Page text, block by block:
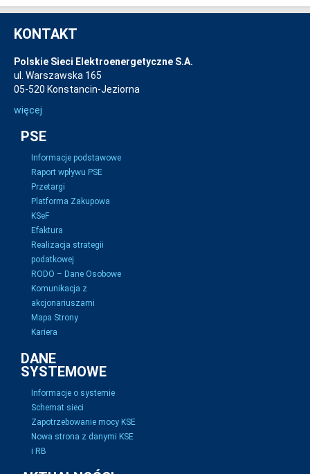
KONTAKT
Polskie Sieci Elektroenergetyczne S.A.
ul. Warszawska 165
05-520 Konstancin-Jeziorna
więcej
PSE
Informacje podstawowe
Raport wpływu PSE
Przetargi
Platforma Zakupowa
KSeF
Efaktura
Realizacja strategii
podatkowej
RODO – Dane Osobowe
Komunikacja z
akcjonariuszami
Mapa Strony
Kariera
DANE
SYSTEMOWE
Informacje o systemie
Schemat sieci
Zapotrzebowanie mocy KSE
Nowa strona z danymi KSE
i RB